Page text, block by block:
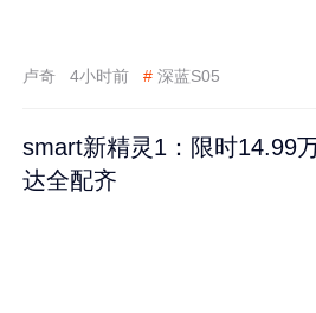
卢奇 4小时前 # 深蓝S05
smart新精灵1：限时14.99
达全配齐